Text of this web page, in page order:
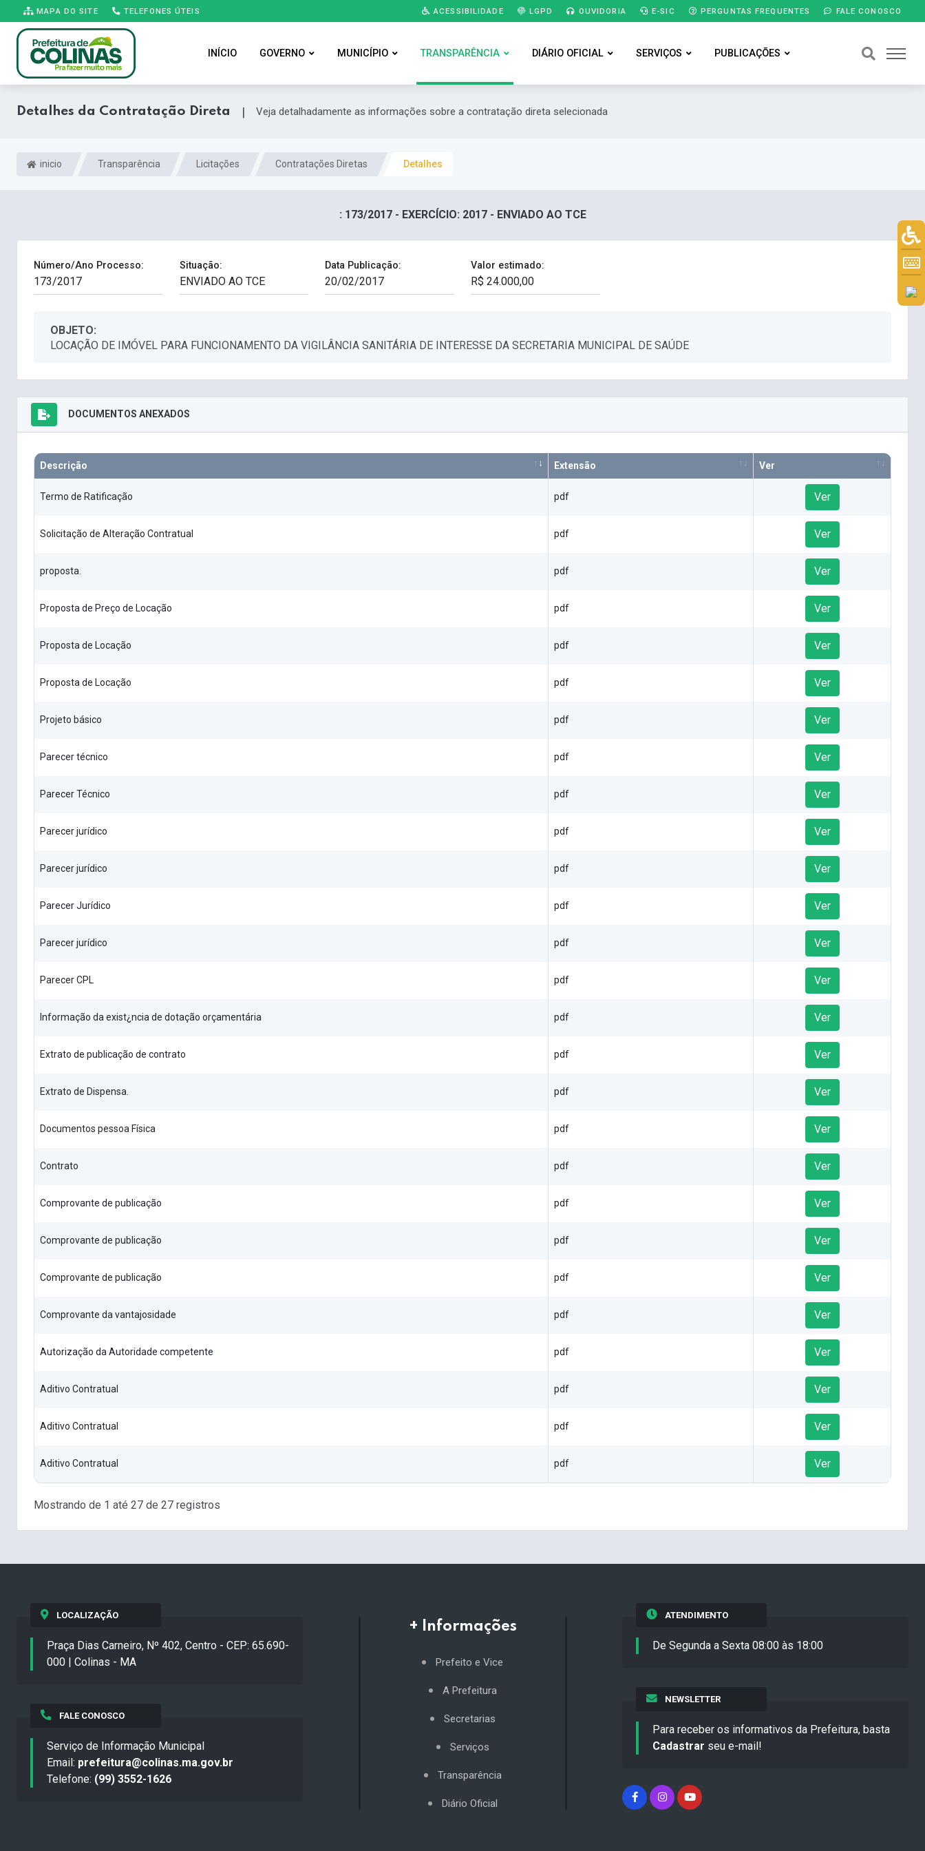
MAPA DO SITE TELEFONES ÚTEIS ACESSIBILIDADE LGPD OUVIDORIA E-SIC PERGUNTAS FREQUENTES FALE CONOSCO
INÍCIO GOVERNO MUNICÍPIO TRANSPARÊNCIA DIÁRIO OFICIAL SERVIÇOS PUBLICAÇÕES
Detalhes da Contratação Direta | Veja detalhadamente as informações sobre a contratação direta selecionada
inicio Transparência Licitações Contratações Diretas Detalhes
: 173/2017 - EXERCÍCIO: 2017 - ENVIADO AO TCE
Número/Ano Processo: Situação: Data Publicação: Valor estimado:
OBJETO:
LOCAÇÃO DE IMÓVEL PARA FUNCIONAMENTO DA VIGILÂNCIA SANITÁRIA DE INTERESSE DA SECRETARIA MUNICIPAL DE SAÚDE
DOCUMENTOS ANEXADOS
Descrição Extensão Ver
Termo de Ratificação pdf Ver
Solicitação de Alteração Contratual pdf Ver
proposta. pdf Ver
Proposta de Preço de Locação pdf Ver
Proposta de Locação pdf Ver
Proposta de Locação pdf Ver
Projeto básico pdf Ver
Parecer técnico pdf Ver
Parecer Técnico pdf Ver
Parecer jurídico pdf Ver
Parecer jurídico pdf Ver
Parecer Jurídico pdf Ver
Parecer jurídico pdf Ver
Parecer CPL pdf Ver
Informação da exist¿ncia de dotação orçamentária pdf Ver
Extrato de publicação de contrato pdf Ver
Extrato de Dispensa. pdf Ver
Documentos pessoa Física pdf Ver
Contrato pdf Ver
Comprovante de publicação pdf Ver
Comprovante de publicação pdf Ver
Comprovante de publicação pdf Ver
Comprovante da vantajosidade pdf Ver
Autorização da Autoridade competente pdf Ver
Aditivo Contratual pdf Ver
Aditivo Contratual pdf Ver
Aditivo Contratual pdf Ver
Mostrando de 1 até 27 de 27 registros
LOCALIZAÇÃO
Praça Dias Carneiro, Nº 402, Centro - CEP: 65.690-
000 | Colinas - MA
FALE CONOSCO
Serviço de Informação Municipal
Email: prefeitura@colinas.ma.gov.br
Telefone: (99) 3552-1626
+ Informações
Prefeito e Vice
A Prefeitura
Secretarias
Serviços
Transparência
Diário Oficial
ATENDIMENTO
De Segunda a Sexta 08:00 às 18:00
NEWSLETTER
Para receber os informativos da Prefeitura, basta
Cadastrar seu e-mail!